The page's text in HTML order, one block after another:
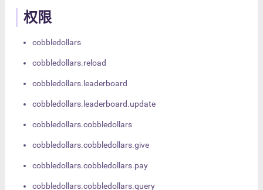
权限
cobbledollars
cobbledollars.reload
cobbledollars.leaderboard
cobbledollars.leaderboard.update
cobbledollars.cobbledollars
cobbledollars.cobbledollars.give
cobbledollars.cobbledollars.pay
cobbledollars.cobbledollars.query